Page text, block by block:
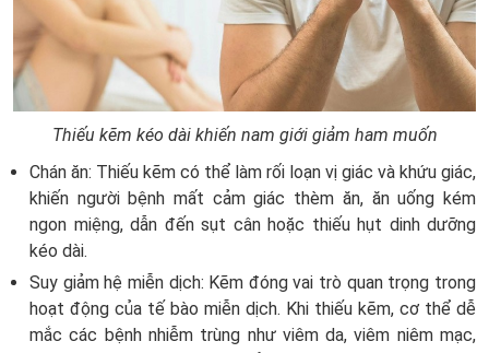
Thiếu kẽm kéo dài khiến nam giới giảm ham muốn
Chán ăn: Thiếu kẽm có thể làm rối loạn vị giác và khứu giác,
khiến người bệnh mất cảm giác thèm ăn, ăn uống kém
ngon miệng, dẫn đến sụt cân hoặc thiếu hụt dinh dưỡng
kéo dài.
Suy giảm hệ miễn dịch: Kẽm đóng vai trò quan trọng trong
hoạt động của tế bào miễn dịch. Khi thiếu kẽm, cơ thể dễ
mắc các bệnh nhiễm trùng như viêm da, viêm niêm mạc,